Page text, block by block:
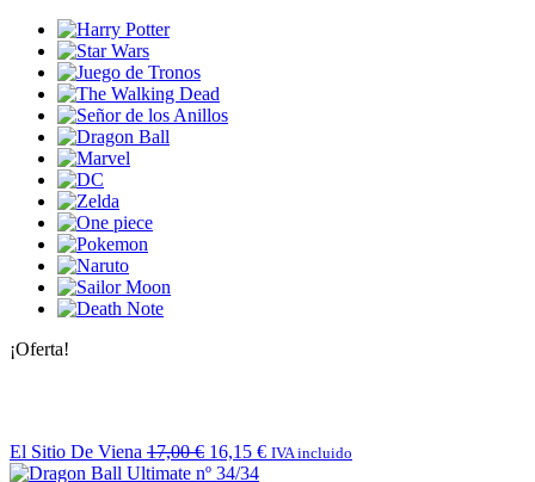
¡Oferta!
El Sitio De Viena 17,00€ 16,15 € IVA incluido